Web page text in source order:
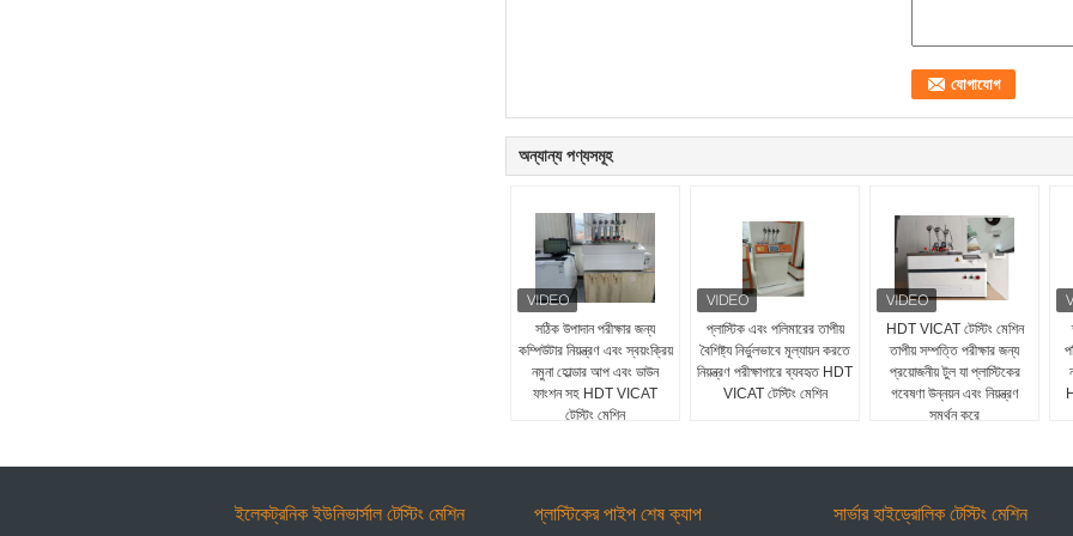
অন্যান্য পণ্যসমূহ
সঠিক উপাদান পরীক্ষার জন্য
কম্পিউটার নিয়ন্ত্রণ এবং স্বয়ংক্রিয়
নমুনা হোল্ডার আপ এবং ডাউন
ফাংশন সহ HDT VICAT
টেস্টিং মেশিন
প্লাস্টিক এবং পলিমারের তাপীয়
বৈশিষ্ট্য নির্ভুলভাবে মূল্যায়ন করতে
নিয়ন্ত্রণ পরীক্ষাগারে ব্যবহৃত HDT
VICAT টেস্টিং মেশিন
HDT VICAT টেস্টিং মেশিন
তাপীয় সম্পত্তি পরীক্ষার জন্য
প্রয়োজনীয় টুল যা প্লাস্টিকের
গবেষণা উন্নয়ন এবং নিয়ন্ত্রণ
সমর্থন করে
ইলেকট্রনিক ইউনিভার্সাল টেস্টিং মেশিন প্লাস্টিকের পাইপ শেষ ক্যাপ সার্ভার হাইড্রোলিক টেস্টিং মেশিন